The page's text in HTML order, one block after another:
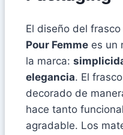
El diseño del frasco
Pour Femme es un
la marca:
elegancia. El
decorado de
hace tanto
agradable. Los